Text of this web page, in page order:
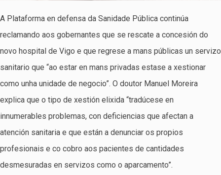
A Plataforma en defensa da Sanidade Pública continúa
reclamando aos gobernantes que se rescate a concesión do
novo hospital de Vigo e que regrese a mans públicas un servizo
sanitario que “ao estar en mans privadas estase a xestionar
como unha unidade de negocio”. O doutor Manuel Moreira
explica que o tipo de xestión elixida “tradúcese en
innumerables problemas, con deficiencias que afectan a
atención sanitaria e que están a denunciar os propios
profesionais e co cobro aos pacientes de cantidades
desmesuradas en servizos como o aparcamento”.